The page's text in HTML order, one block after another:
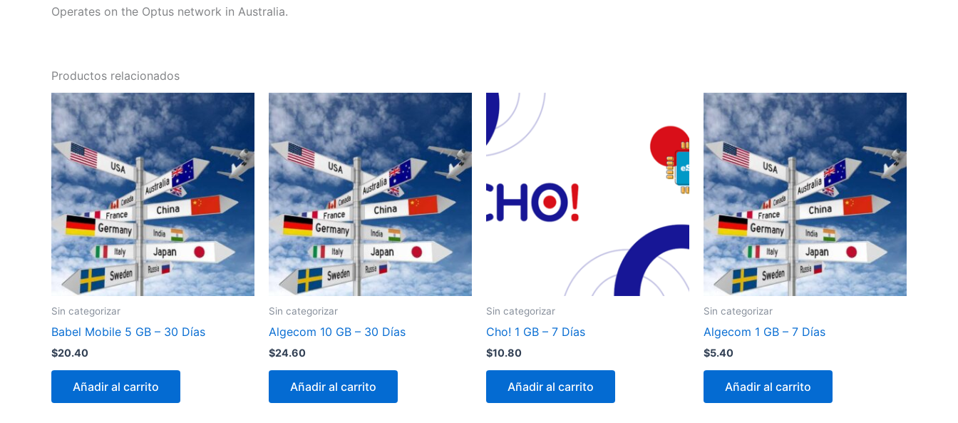
Operates on the Optus network in Australia.
Productos relacionados
Sin categorizar
Babel Mobile 5 GB – 30 Días
$20.40
Añadir al carrito
Sin categorizar
Algecom 10 GB – 30 Días
$24.60
Añadir al carrito
Sin categorizar
Cho! 1 GB – 7 Días
$10.80
Añadir al carrito
Sin categorizar
Algecom 1 GB – 7 Días
$5.40
Añadir al carrito